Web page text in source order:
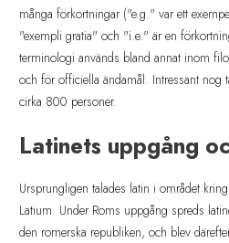
många förkortningar ("e.g." var ett
"exempli gratia" och "i.e." är en
terminologi används bland annat inom
och för officiella ändamål. Intressant nog
cirka 800 personer.
Latinets uppgång
Ursprungligen talades latin i området
Latium. Under Roms uppgång spreds
den romerska republiken, och blev